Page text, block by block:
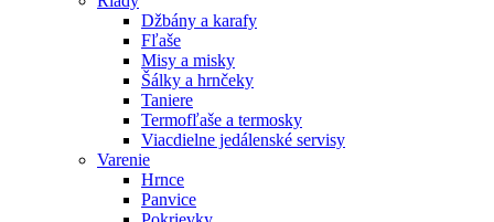
Džbány a karafy
Fľaše
Misy a misky
Šálky a hrnčeky
Taniere
Termofľaše a termosky
Viacdielne jedálenské servisy
Varenie
Hrnce
Panvice